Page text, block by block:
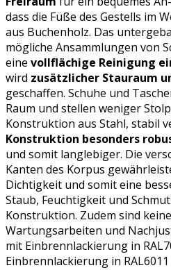
dass die Füße des Gestells im
aus Buchenholz. Das
mögliche Ansammlungen von
eine vollflächige Reinigung
wird zusätzlicher Stauraum
geschaffen. Schuhe und
Raum und stellen weniger
Konstruktion aus Stahl, stabil
Konstruktion besonders
und somit langlebiger. Die
Kanten des Korpus
Dichtigkeit und somit eine
Staub, Feuchtigkeit und
Konstruktion. Zudem sind
Wartungsarbeiten und
mit Einbrennlackierung in
Einbrennlackierung in